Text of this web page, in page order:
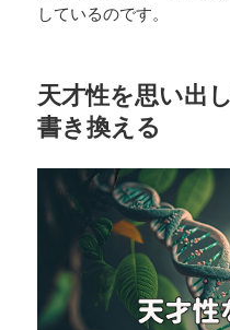
しているのです。
天才性を思い出
書き換える